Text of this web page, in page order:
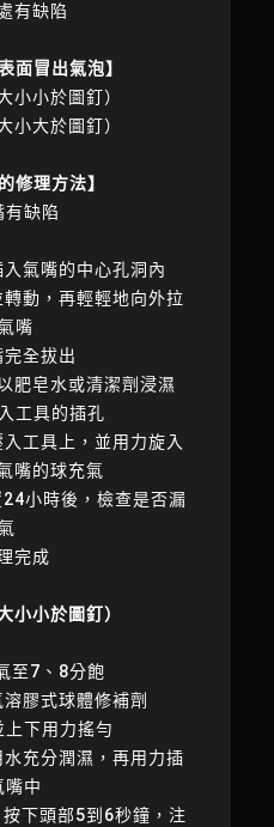
有缺陷
面冒出氣泡】
小小於圖釘）
小大於圖釘）
修理方法】
有缺陷
氣嘴的中心孔洞內
動，再輕輕地向外拉
嘴
全拔出
肥皂水或清潔劑浸濕
工具的插孔
工具上，並用力旋入
嘴的球充氣
小時後，檢查是否漏
完成
小小於圖釘）
至7、8分飽
膠式球體修補劑
上下用力搖勻
充分潤濕，再用力插
嘴中
下頭部5到6秒鐘，注